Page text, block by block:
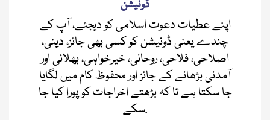
ڈونیشن
اپنے عطیات دعوت اسلامی کو دیجئے، آپ کے
چندے یعنی ڈونیشن کو کسی بھی جائز، دینی،
اصلاحی، فلاحی، روحانی، خیرخواہی، بھلائی اور
آمدنی بڑھانے کے جائز اور محفوظ کام میں لگایا
جا سکتا ہے تا کہ بڑھتے اخراجات کو پورا کیا جا
سکے.